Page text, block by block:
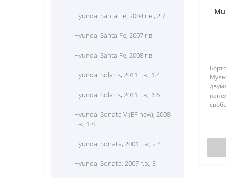
Hyundai Santa Fe, 2004 г.в., 2.7
Hyundai Santa Fe, 2007 г.в.
Hyundai Santa Fe, 2008 г.в.
Hyundai Solaris, 2011 г.в., 1.4
Hyundai Solaris, 2011 г.в., 1.6
Hyundai Sonata V (EF new), 2008
г.в., 1.8
Hyundai Sonata, 2001 г.в., 2.4
Hyundai Sonata, 2007 г.в., E